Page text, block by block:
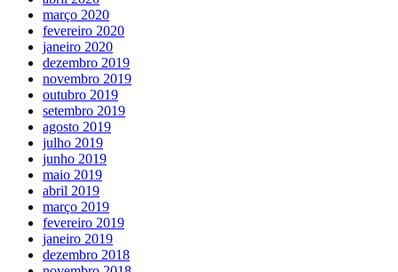
março 2020
fevereiro 2020
janeiro 2020
dezembro 2019
novembro 2019
outubro 2019
setembro 2019
agosto 2019
julho 2019
junho 2019
maio 2019
abril 2019
março 2019
fevereiro 2019
janeiro 2019
dezembro 2018